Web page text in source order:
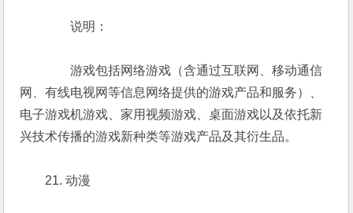
说明：
游戏包括网络游戏（含通过互联网、移动通信
网、有线电视网等信息网络提供的游戏产品和服务）、
电子游戏机游戏、家用视频游戏、桌面游戏以及依托新
兴技术传播的游戏新种类等游戏产品及其衍生品。
21. 动漫